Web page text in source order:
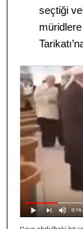
seçtiği